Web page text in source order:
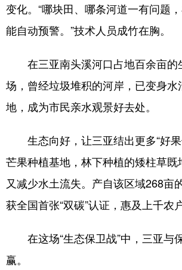
变化。“哪块田、哪条河道一有问题
能自动预警。”技术人员成竹在胸。
在三亚南头溪河口占地百余亩的
场，曾经垃圾堆积的河岸，已变身水
地，成为市民亲水观景好去处。
生态向好，让三亚结出更多“好果
芒果种植基地，林下种植的矮柱草既
又减少水土流失。产自该区域268亩
获全国首张“双碳”认证，惠及上千农户
在这场“生态保卫战”中，三亚与
赢。